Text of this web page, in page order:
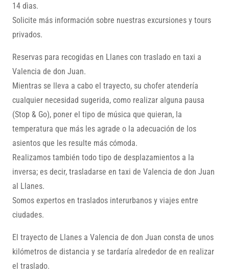
14 dìas.
Solicite más información sobre nuestras excursiones y tours
privados.
Reservas para recogidas en Llanes con traslado en taxi a
Valencia de don Juan.
Mientras se lleva a cabo el trayecto, su chofer atendería
cualquier necesidad sugerida, como realizar alguna pausa
(Stop & Go), poner el tipo de música que quieran, la
temperatura que más les agrade o la adecuación de los
asientos que les resulte más cómoda.
Realizamos también todo tipo de desplazamientos a la
inversa; es decir, trasladarse en taxi de Valencia de don Juan
al Llanes.
Somos expertos en traslados interurbanos y viajes entre
ciudades.
El trayecto de Llanes a Valencia de don Juan consta de unos
kilómetros de distancia y se tardaría alrededor de en realizar
el traslado.